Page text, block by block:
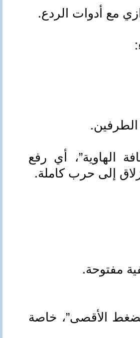
مع أدوات الردع.
الطرفين.
الهاوية”، أي رفع
إلى حرب كاملة.
مفتوحة.
الأقصى”، خاصة